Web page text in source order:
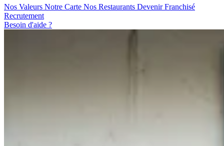
Nos Valeurs Notre Carte Nos Restaurants Devenir Franchisé
Recrutement
Besoin d'aide ?